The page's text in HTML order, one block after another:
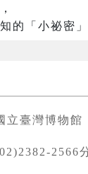
的「小祕密
立臺灣博物館
2566